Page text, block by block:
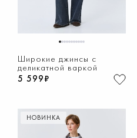
1234567891011
Широкие джинсы с
деликатной варкой
5 599₽
НОВИНКА